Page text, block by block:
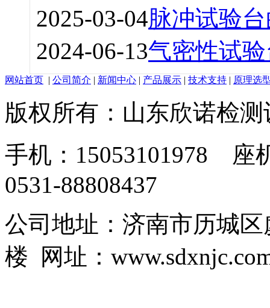
2025-03-04脉冲试验
2024-06-13气密性试
网站首页 | 公司简介 | 新闻中心 | 产品展示 | 技术支持 | 原理选
版权所有：山东欣诺检
手机：15053101978 座
0531-88808437
公司地址：济南市历城
楼 网址：